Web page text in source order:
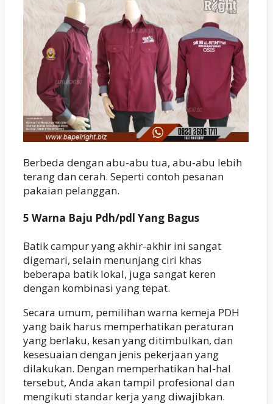
Berbeda dengan abu-abu tua, abu-abu lebih
terang dan cerah. Seperti contoh pesanan
pakaian pelanggan.
5 Warna Baju Pdh/pdl Yang Bagus
Batik campur yang akhir-akhir ini sangat
digemari, selain menunjang ciri khas
beberapa batik lokal, juga sangat keren
dengan kombinasi yang tepat.
Secara umum, pemilihan warna kemeja PDH
yang baik harus memperhatikan peraturan
yang berlaku, kesan yang ditimbulkan, dan
kesesuaian dengan jenis pekerjaan yang
dilakukan. Dengan memperhatikan hal-hal
tersebut, Anda akan tampil profesional dan
mengikuti standar kerja yang diwajibkan.